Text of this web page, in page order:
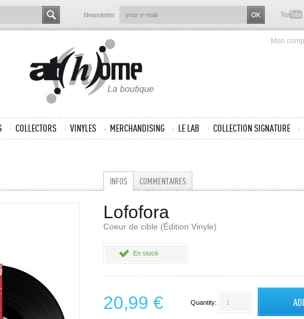
Newsletter
Mon
COLLECTORS VINYLES MERCHANDISING LE LAB COLLECTION SIGNATURE
INFOS COMMENTAIRES
Lofofora
Coeur de cible (Édition Vinyle)
En stock
Quantity:
20,99 €